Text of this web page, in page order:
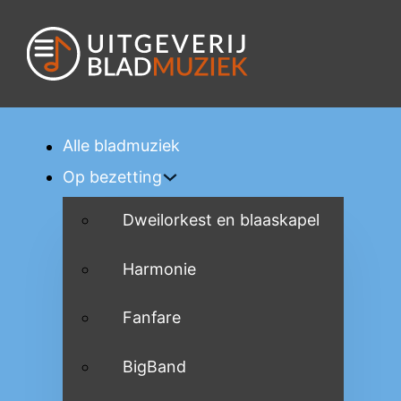
Alle bladmuziek
Op bezetting
Dweilorkest en blaaskapel
Harmonie
Fanfare
BigBand